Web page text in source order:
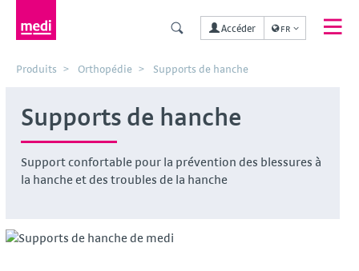
Accéder FR
Produits Orthopédie Supports de hanche
Supports de hanche
Support confortable pour la prévention des blessures à
la hanche et des troubles de la hanche